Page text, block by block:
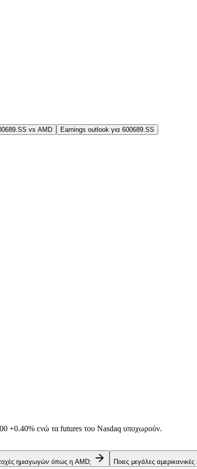
vs AMD Earnings outlook για 600689.SS
+0.40% ενώ τα futures του Nasdaq υποχωρούν.
ημιαγωγών όπως η AMD; Ποιες μεγάλες